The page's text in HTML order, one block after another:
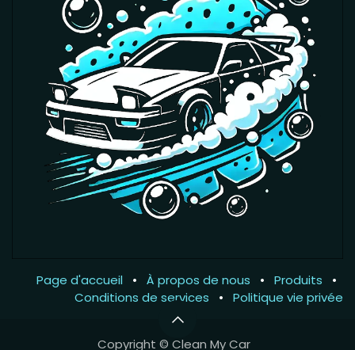
Page d'accueil • À propos de nous • Produits
•
Conditions de services
• Politique vie privée
Copyright © Clean My Car